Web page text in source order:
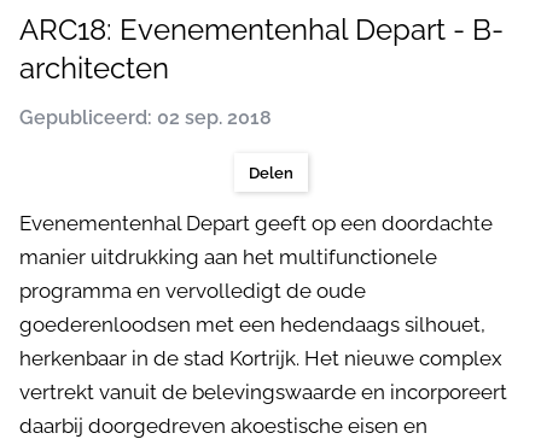
ARC18: Evenementenhal Depart - B-
architecten
Gepubliceerd: 02 sep. 2018
Delen
Evenementenhal Depart geeft op een doordachte
manier uitdrukking aan het multifunctionele
programma en vervolledigt de oude
goederenloodsen met een hedendaags silhouet,
herkenbaar in de stad Kortrijk. Het nieuwe complex
vertrekt vanuit de belevingswaarde en incorporeert
daarbij doorgedreven akoestische eisen en